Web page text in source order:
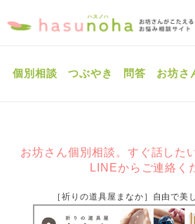
個別相談 つぶやき 問答 お坊さ
お坊さん個別相談。すぐ話した
LINEからご連絡く
［祈りの道具屋まなか］自由で美